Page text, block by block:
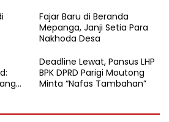
Fajar Baru di Beranda
Mepanga, Janji Setia Para
Nakhoda Desa
Deadline Lewat, Pansus LHP
BPK DPRD Parigi Moutong
Minta “Nafas Tambahan”